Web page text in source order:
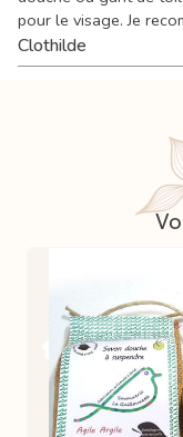
pour le visage. Je
Clothilde